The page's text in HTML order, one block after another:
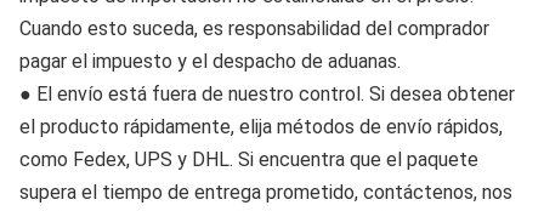
Cuando esto suceda, es responsabilidad del comprador
pagar el impuesto y el despacho de aduanas.
● El envío está fuera de nuestro control. Si desea obtener
el producto rápidamente, elija métodos de envío rápidos,
como Fedex, UPS y DHL. Si encuentra que el paquete
supera el tiempo de entrega prometido, contáctenos, nos